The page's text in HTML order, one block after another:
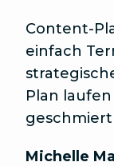
Content-
einfach
Plan
geschmiert
Michelle